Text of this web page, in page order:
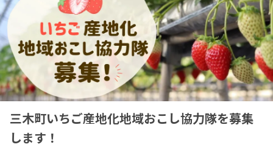
三木町いちご産地化地域おこし協力隊を募集
します！